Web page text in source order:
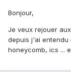
Bonjour,
Je veux rejouer
depuis j'ai entendu
honeycomb, ics ...